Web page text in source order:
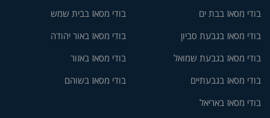
בודי מסאז בבת ים
בודי מסאז בגבעת סביון
בודי מסאז בגבעת שמואל
בודי מסאז בגבעתיים
בודי מסאז באריאל
בודי מסאז בבית שמש
בודי מסאז באור יהודה
בודי מסאז באזור
בודי מסאז בשוהם